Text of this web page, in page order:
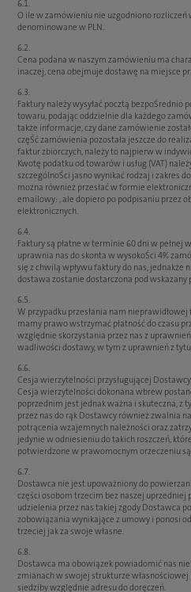
6.1.
O ile w zamówieniu nie uzgodniono rozliczeń
denominowane w PLN.
6.2.
Cena podana w naszym zamówieniu ma
inaczej, cena obejmuje dostawę na miejsce
6.3.
Faktury należy wysyłać pocztą bezpoŚrednio
towaru, podając oddzielnie dla każdego
także informacje, czy dane zamówienie
częŚć zamówienia pozostała jeszcze do
faktur zbiorczych, należy to najpierw w
Kwotę podatku od towarów i usług (VAT)
szczególnoŚci jasno wynikać rodzaj i zakres
można również przesłać w formie
emailowy: , ale dopiero po podpisaniu przez
elektronicznych.
6.4.
Faktury są płatne w terminie 60 dni w pełnej
uprawnia nas do skonta w wysokoŚci 4%
się z chwilą wpływu faktury do nas, jednakże
dostawa zostanie dostarczona pod wskazany
6.5.
W przypadku przesłania nam
mamy prawo wstrzymać płatność do czasu
względnie skorzystania przez nas z
wadliwości dostawy, w tym z uprawnień z
6.6.
Cesja wierzytelności przysługującej
Cesja wierzytelności dokonana wbrew
poprzednim jest jednak ważna i skuteczna, z
przez nas do rąk Dostawcy również zwalnia
potrącenia wzajemnych należności oraz
jedynie w odniesieniu do takich roszczeń,
potwierdzone w prawomocnym orzeczeniu
6.7.
Dostawca nie jest upoważniony do
części osobom trzecim bez naszej uprzedniej
udzielenia przez nas takiej zgody Dostawca
zobowiązania wynikające z umowy i ponosi
trzeciej jak za swoje własne.
6.8.
Dostawca ma obowiązek powiadomić nas
zmianach w swojej strukturze
siedziby względnie adresu do doręczeń.